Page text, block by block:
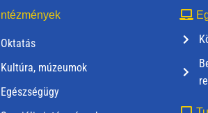
Intézmények
Oktatás
Kultúra, múzeumok
Egészségügy